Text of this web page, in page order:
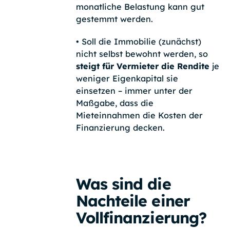
monatliche Belastung kann gut
gestemmt werden.
• Soll die Immobilie (zunächst)
nicht selbst bewohnt werden, so
steigt für Vermieter die Rendite je
weniger Eigenkapital sie
einsetzen – immer unter der
Maßgabe, dass die
Mieteinnahmen die Kosten der
Finanzierung decken.
Was sind die
Nachteile einer
Vollfinanzierung?